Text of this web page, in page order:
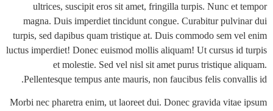
ultrices, suscipit eros sit amet, fringilla turpis. Nunc et
magna. Duis imperdiet tincidunt congue. Curabitur
turpis, sed dapibus quam tristique at. Duis commodo sem
luctus imperdiet! Donec euismod mollis aliquam! Ut cursus
et molestie. Sed vel nisl sit amet purus tristique
Pellentesque tempus ante mauris, non faucibus felis
Morbi nec pharetra enim, ut laoreet dui. Donec gravida